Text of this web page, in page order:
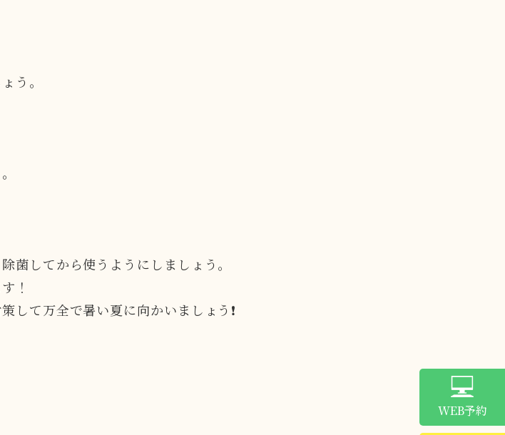
う。
菌してから使うようにしましょう。
！
して万全で暑い夏に向かいましょう❗️
WEB予約